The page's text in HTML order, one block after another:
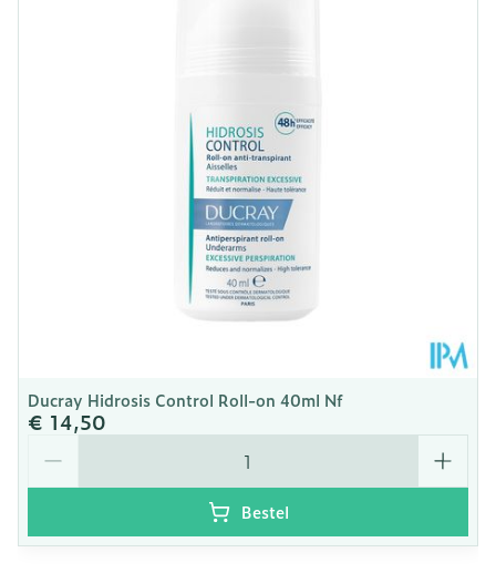
Dieetbeperkingen Zonder kleurstoffen
Kamertemperatuur (15°C
- 25°C)
Ducray Hidrosis Control Roll-on 40ml Nf
€ 14,50
Bestel